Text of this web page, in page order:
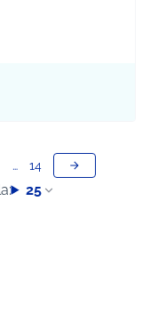
Lapset ja nuoret
25
… 14